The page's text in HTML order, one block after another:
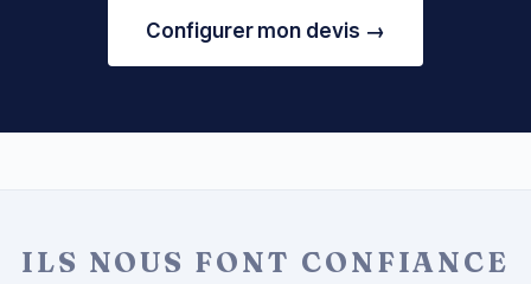
Configurer mon devis →
ILS NOUS FONT CONFIANCE